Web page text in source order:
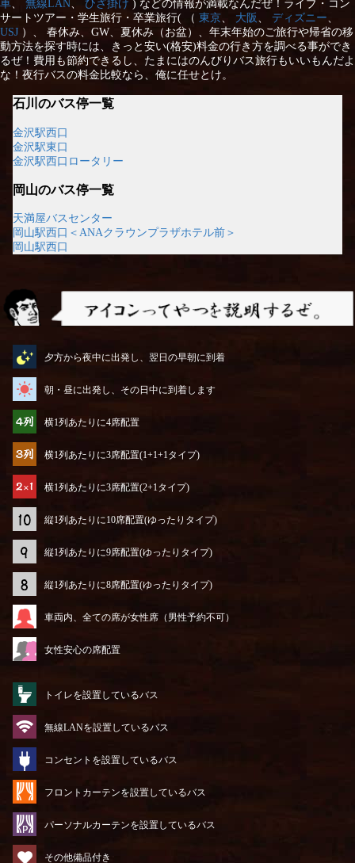
車 無線LAN ひざ掛け ) などの情報が満載なんだぜ！ライブ・コン
サートツアー・学生旅行・卒業旅行( （ 東京 大阪 ディズニー
USJ ）、 春休み、GW、夏休み（お盆）、年末年始のご旅行や帰省の移
動方法を探す時には、きっと安い(格安)料金の行き方を調べる事ができ
るぜ！費用も節約できるし、たまにはのんびりバス旅行もいいもんだよ
な！夜行バスの料金比較なら、俺に任せとけ。
石川のバス停一覧
金沢駅西口
金沢駅東口
金沢駅西口ロータリー
岡山のバス停一覧
天満屋バスセンター
岡山駅西口＜ANAクラウンプラザホテル前＞
岡山駅西口
夕方から夜中に出発し、翌日の早朝に到着
朝・昼に出発し、その日中に到着します
横1列あたりに4席配置
横1列あたりに3席配置(1+1+1タイプ)
横1列あたりに3席配置(2+1タイプ)
縦1列あたりに10席配置(ゆったりタイプ)
縦1列あたりに9席配置(ゆったりタイプ)
縦1列あたりに8席配置(ゆったりタイプ)
車両内、全ての席が女性席（男性予約不可）
女性安心の席配置
トイレを設置しているバス
無線LANを設置しているバス
コンセントを設置しているバス
フロントカーテンを設置しているバス
パーソナルカーテンを設置しているバス
その他備品付き